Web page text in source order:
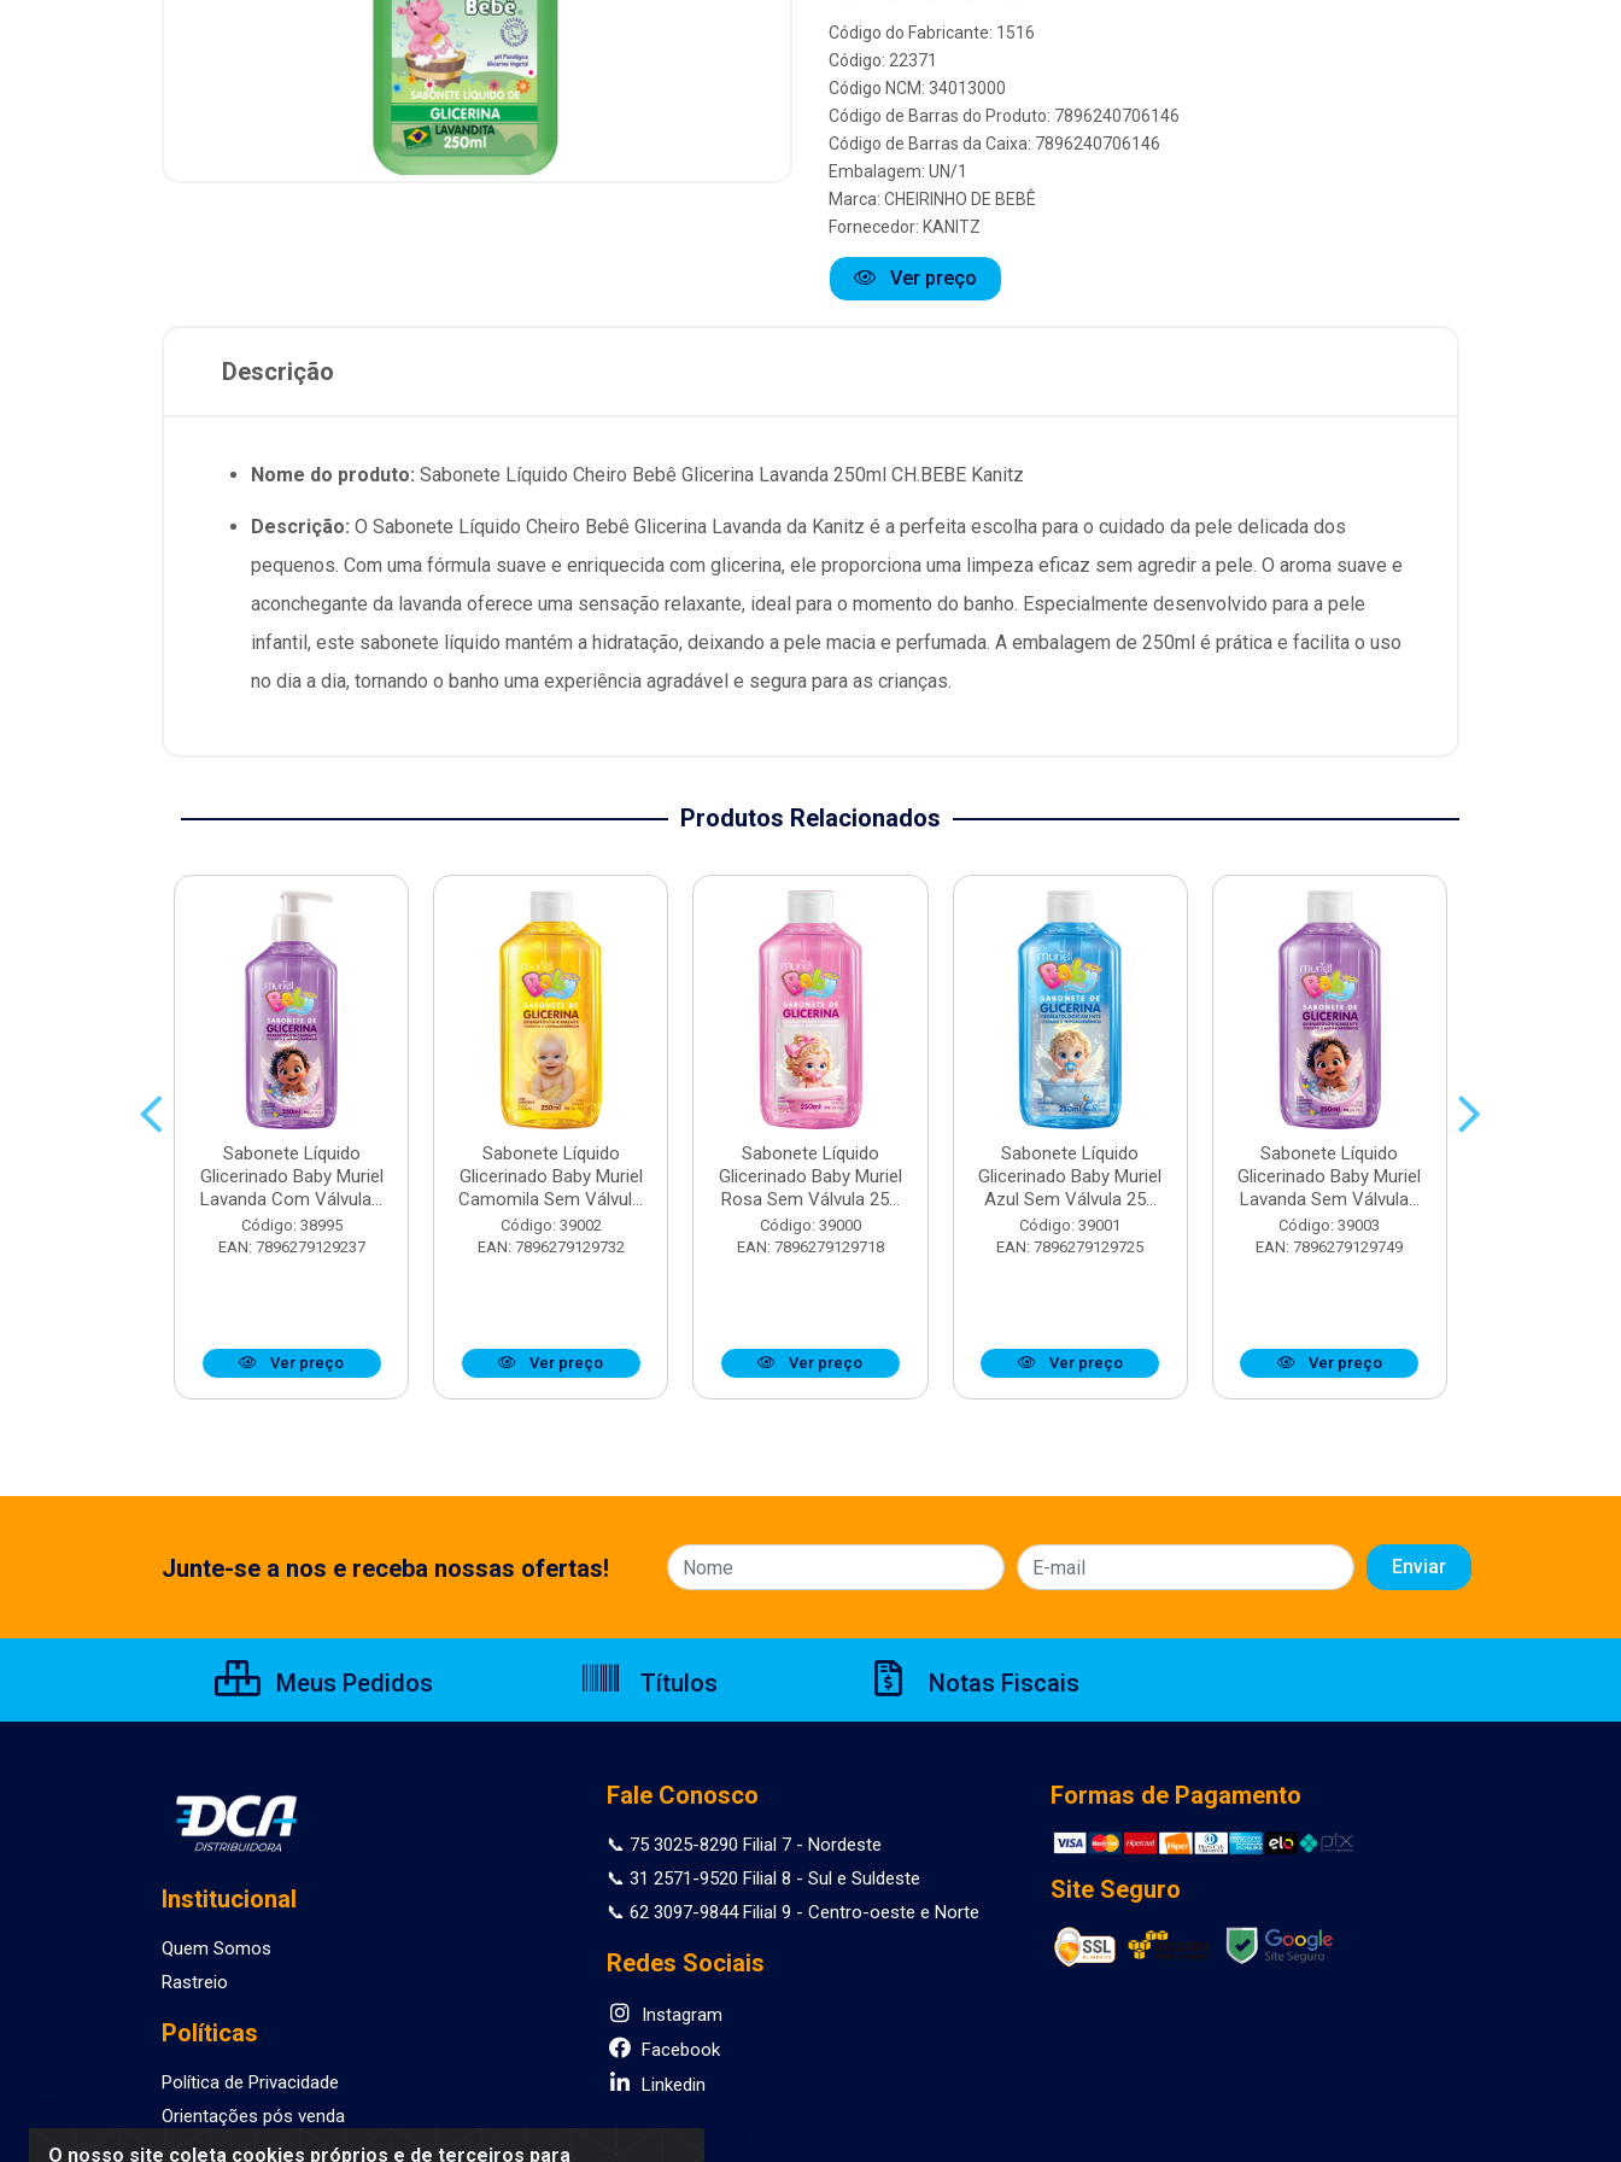
Código do Fabricante: 1516
Código: 22371
Código NCM: 34013000
Código de Barras do Produto: 7896240706146
Código de Barras da Caixa: 7896240706146
Embalagem: UN/1
Marca: CHEIRINHO DE BEBÊ
Fornecedor: KANITZ
Ver preço
Descrição
Nome do produto: Sabonete Líquido Cheiro Bebê Glicerina Lavanda 250ml CH.BEBE Kanitz
Descrição: O Sabonete Líquido Cheiro Bebê Glicerina Lavanda da Kanitz é a perfeita escolha para o cuidado da pele delicada dos
pequenos. Com uma fórmula suave e enriquecida com glicerina, ele proporciona uma limpeza eficaz sem agredir a pele. O aroma suave e
aconchegante da lavanda oferece uma sensação relaxante, ideal para o momento do banho. Especialmente desenvolvido para a pele
infantil, este sabonete líquido mantém a hidratação, deixando a pele macia e perfumada. A embalagem de 250ml é prática e facilita o uso
no dia a dia, tornando o banho uma experiência agradável e segura para as crianças.
Produtos Relacionados
Sabonete Líquido
Glicerinado Baby Muriel
Lavanda Com Válvula...
Código: 38995
EAN: 7896279129237
Ver preço
Sabonete Líquido
Glicerinado Baby Muriel
Camomila Sem Válvul...
Código: 39002
EAN: 7896279129732
Ver preço
Sabonete Líquido
Glicerinado Baby Muriel
Rosa Sem Válvula 25...
Código: 39000
EAN: 7896279129718
Ver preço
Sabonete Líquido
Glicerinado Baby Muriel
Azul Sem Válvula 25...
Código: 39001
EAN: 7896279129725
Ver preço
Sabonete Líquido
Glicerinado Baby Muriel
Lavanda Sem Válvula...
Código: 39003
EAN: 7896279129749
Ver preço
O nosso site coleta cookies próprios e de terceiros para
Junte-se a nos e receba nossas ofertas!
Meus Pedidos Títulos Notas Fiscais
Institucional
Quem Somos
Rastreio
Políticas
Política de Privacidade
Orientações pós venda
Fale Conosco
📞 75 3025-8290 Filial 7 - Nordeste
📞 31 2571-9520 Filial 8 - Sul e Suldeste
📞 62 3097-9844 Filial 9 - Centro-oeste e Norte
Redes Sociais
Instagram
Facebook
Linkedin
Formas de Pagamento
Site Seguro